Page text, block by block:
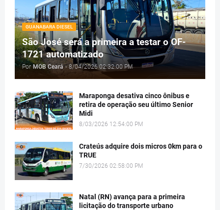
GUANABARA DIESEL
São José será a primeira a testar o OF-
1721 automatizado
Por MOB Ceará - 8/04/2026 02:32:00 PM
Maraponga desativa cinco ônibus e
retira de operação seu último Senior
Midi
8/03/2026 12:54:00 PM
Crateús adquire dois micros 0km para o
TRUE
7/30/2026 02:58:00 PM
Natal (RN) avança para a primeira
licitação do transporte urbano